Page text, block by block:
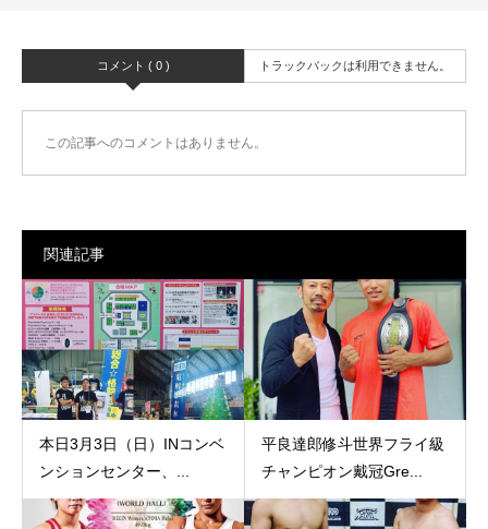
コメント ( 0 ) トラックバックは利用できません。
この記事へのコメントはありません。
関連記事
本日3月3日（日）INコンベ
ンションセンター、...
平良達郎修斗世界フライ級
チャンピオン戴冠Gre...